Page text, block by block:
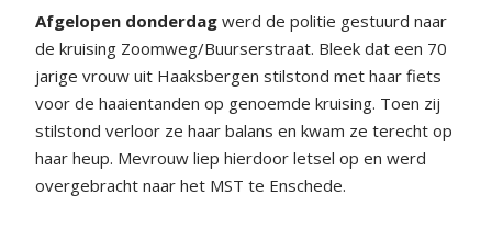
Afgelopen donderdag werd de politie gestuurd naar
de kruising Zoomweg/Buurserstraat. Bleek dat een 70
jarige vrouw uit Haaksbergen stilstond met haar fiets
voor de haaientanden op genoemde kruising. Toen zij
stilstond verloor ze haar balans en kwam ze terecht op
haar heup. Mevrouw liep hierdoor letsel op en werd
overgebracht naar het MST te Enschede.